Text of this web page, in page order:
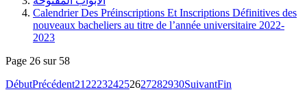
Calendrier Des Préinscriptions Et Inscriptions Définitives des
nouveaux bacheliers au titre de l’année universitaire 2022-
2023
Page 26 sur 58
DébutPrécédent21 222324252627282930SuivantFin